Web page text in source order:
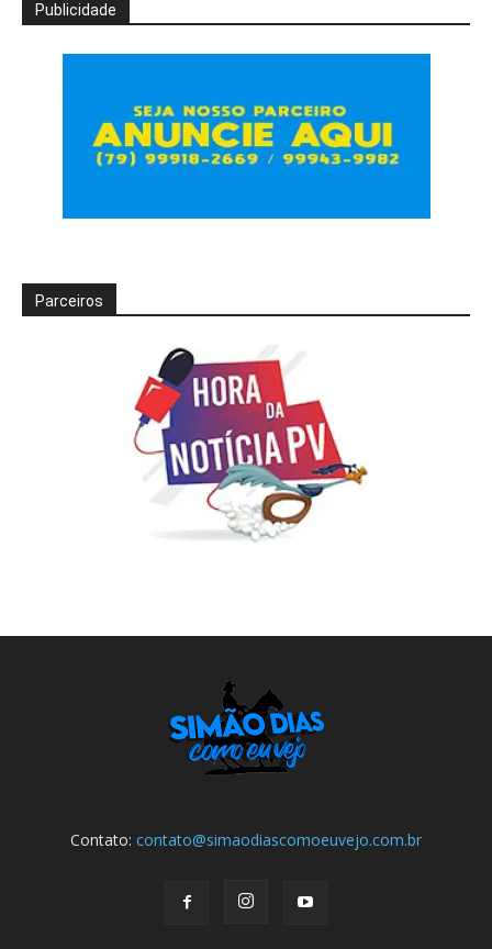
Publicidade
Parceiros
Contato: contato@simaodiascomoeuvejo.com.br